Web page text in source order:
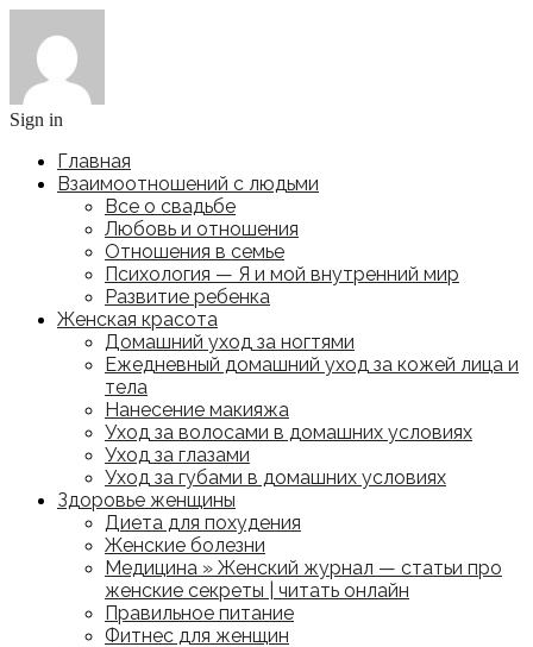
Sign in
Главная
Взаимоотношений с людьми
Все о свадьбе
Любовь и отношения
Отношения в семье
Психология — Я и мой внутренний мир
Развитие ребенка
Женская красота
Домашний уход за ногтями
Ежедневный домашний уход за кожей лица и
тела
Нанесение макияжа
Уход за волосами в домашних условиях
Уход за глазами
Уход за губами в домашних условиях
Здоровье женщины
Диета для похудения
Женские болезни
Медицина » Женский журнал — статьи про
женские секреты | читать онлайн
Правильное питание
Фитнес для женщин